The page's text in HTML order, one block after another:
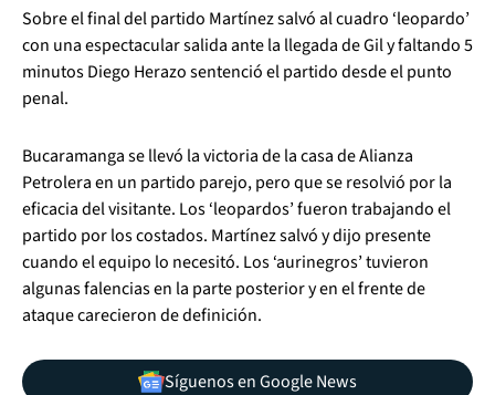
Sobre el final del partido Martínez salvó al cuadro ‘leopardo’
con una espectacular salida ante la llegada de Gil y faltando 5
minutos Diego Herazo sentenció el partido desde el punto
penal.
Bucaramanga se llevó la victoria de la casa de Alianza
Petrolera en un partido parejo, pero que se resolvió por la
eficacia del visitante. Los ‘leopardos’ fueron trabajando el
partido por los costados. Martínez salvó y dijo presente
cuando el equipo lo necesitó. Los ‘aurinegros’ tuvieron
algunas falencias en la parte posterior y en el frente de
ataque carecieron de definición.
Síguenos en Google News